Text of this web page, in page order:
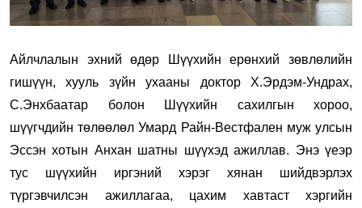
Айлчлалын эхний өдөр Шүүхийн ерөнхий зөвлөлийн
гишүүн, хууль зүйн ухааны доктор Х.Эрдэм-Ундрах,
С.Энхбаатар болон Шүүхийн сахилгын хороо,
шүүгчдийн төлөөлөл Умард Райн-Вестфален муж улсын
Эссэн хотын Анхан шатны шүүхэд ажиллав. Энэ үеэр
тус шүүхийн иргэний хэрэг хянан шийдвэрлэх
түргэвчилсэн ажиллагаа, цахим хавтаст хэргийн